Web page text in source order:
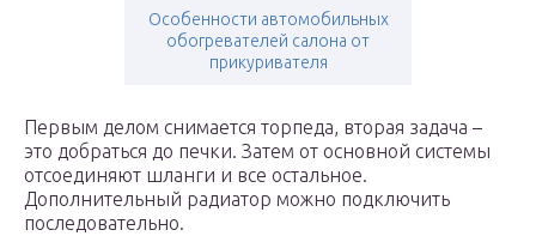
Особенности автомобильных
обогревателей салона от
прикуривателя
Первым делом снимается торпеда, вторая задача –
это добраться до печки. Затем от основной системы
отсоединяют шланги и все остальное.
Дополнительный радиатор можно подключить
последовательно.